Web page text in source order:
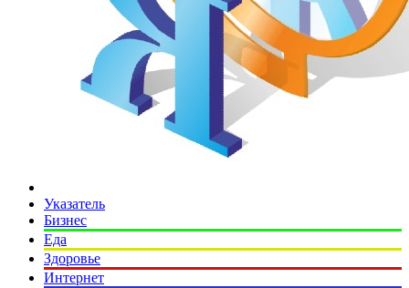
Указатель
Бизнес
Еда
Здоровье
Интернет